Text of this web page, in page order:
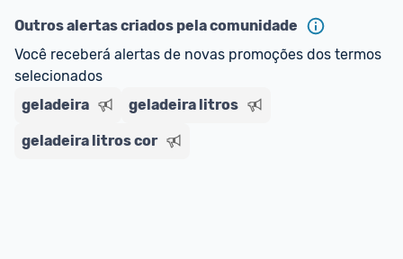
Outros alertas criados pela comunidade
Você receberá alertas de novas promoções dos termos
selecionados
geladeira
geladeira litros
geladeira litros cor